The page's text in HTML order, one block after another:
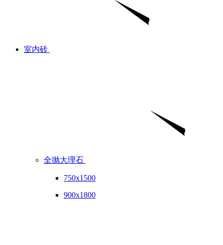
室内砖
全抛大理石
750x1500
900x1800